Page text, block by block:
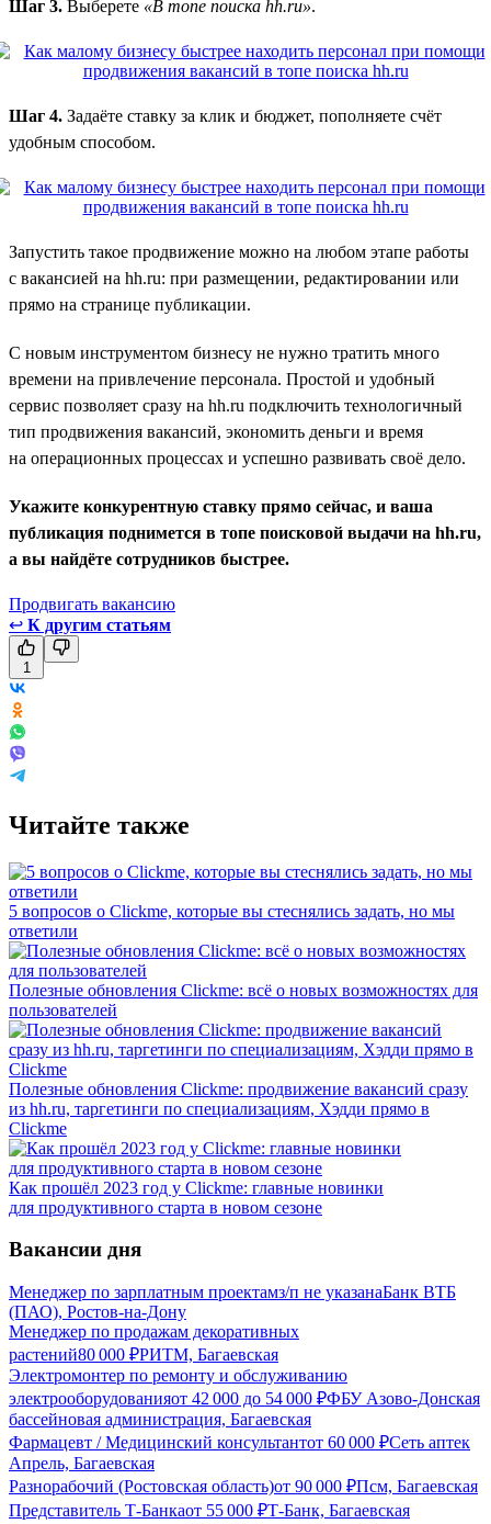
Шаг 3. Выберете «В топе поиска hh.ru».
Шаг 4. Задаёте ставку за клик и бюджет, пополняете счёт
удобным способом.
Запустить такое продвижение можно на любом этапе работы
с вакансией на hh.ru: при размещении, редактировании или
прямо на странице публикации.
С новым инструментом бизнесу не нужно тратить много
времени на привлечение персонала. Простой и удобный
сервис позволяет сразу на hh.ru подключить технологичный
тип продвижения вакансий, экономить деньги и время
на операционных процессах и успешно развивать своё дело.
Укажите конкурентную ставку прямо сейчас, и ваша
публикация поднимется в топе поисковой выдачи на hh.ru,
а вы найдёте сотрудников быстрее.
Продвигать вакансию
↩ К другим статьям
1
Читайте также
5 вопросов о Clickme, которые вы стеснялись задать, но мы
ответили
Полезные обновления Clickme: всё о новых возможностях для
пользователей
Полезные обновления Clickme: продвижение вакансий сразу
из hh.ru, таргетинги по специализациям, Хэдди прямо в
Clickme
Как прошёл 2023 год у Clickme: главные новинки
для продуктивного старта в новом сезоне
Вакансии дня
Менеджер по зарплатным проектамз/п не указанаБанк ВТБ
(ПАО), Ростов-на-Дону
Менеджер по продажам декоративных
растений80 000 ₽РИТМ, Багаевская
Электромонтер по ремонту и обслуживанию
электрооборудованияот 42 000 до 54 000 ₽ФБУ Азово-Донская
бассейновая администрация, Багаевская
Фармацевт / Медицинский консультантот 60 000 ₽Сеть аптек
Апрель, Багаевская
Разнорабочий (Ростовская область)от 90 000 ₽Псм, Багаевская
Представитель Т-Банкаот 55 000 ₽Т-Банк, Багаевская